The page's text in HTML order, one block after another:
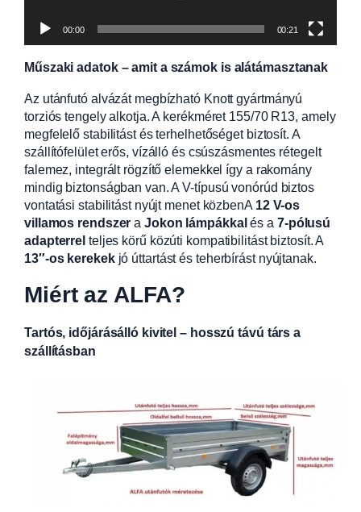
00:00 00:21
Műszaki adatok – amit a számok is alátámasztanak
Az utánfutó alvázát megbízható Knott gyártmányú
torziós tengely alkotja. A kerékméret 155/70 R13, amely
megfelelő stabilitást és terhelhetőséget biztosít. A
szállítófelület erős, vízálló és csúszásmentes rétegelt
falemez, integrált rögzítő elemekkel így a rakomány
mindig biztonságban van. A V-típusú vonórúd biztos
vontatási stabilitást nyújt menet közbenA 12 V-os
villamos rendszer aJokon lámpákkalés a 7-pólusú
adapterrel teljes körű közúti kompatibilitást biztosít. A
13″-os kerekekjó úttartást és teherbírást nyújtanak.
Miért az ALFA?
Tartós, időjárásálló kivitel – hosszú távú társ a
szállításban